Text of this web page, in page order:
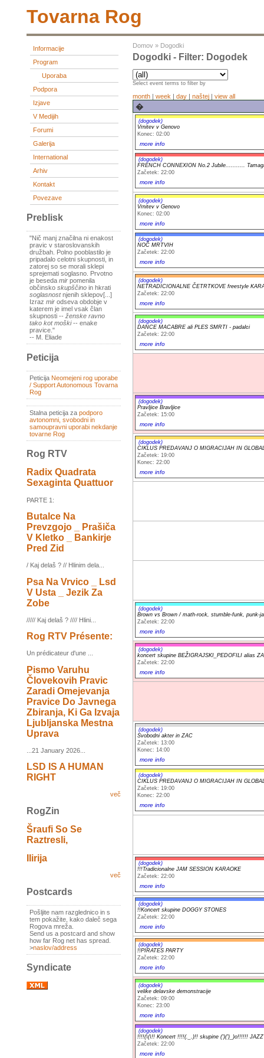
Tovarna Rog
Informacije
Program
Uporaba
Podpora
Izjave
V Medijih
Forumi
Galerija
International
Arhiv
Kontakt
Povezave
Preblisk
"Nič manj značilna ni enakost
pravic v staroslovanskih
družbah. Polno pooblastilo je
pripadalo celotni skupnosti, in
zatorej so se morali sklepi
sprejemati soglasno. Prvotno
je beseda mir pomenila
občinsko skupščino in hkrati
soglasnostnjenih sklepov[...]
Izraz mir odseva obdobje v
katerem je imel vsak član
skupnosti -- ženske ravno
tako kot moški-- enake
pravice."
-- M. Eliade
Peticija
Peticija Neomejeni rog uporabe
/ Support Autonomous Tovarna
Rog
Stalna peticija za podporo
avtonomni, svobodni in
samoupravni uporabi nekdanje
tovarne Rog
Rog RTV
Radix Quadrata
Sexaginta Quattuor
PARTE 1:
Butalce Na
Prevzgojo _ Prašiča
V Kletko _ Bankirje
Pred Zid
/ Kaj delaš ? // Hlinim dela...
Psa Na Vrvico _ Lsd
V Usta _ Jezik Za
Zobe
///// Kaj delaš ? //// Hlini...
Rog RTV Présente:
Un prédicateur d'une ...
Pismo Varuhu
Človekovih Pravic
Zaradi Omejevanja
Pravice Do Javnega
Zbiranja, Ki Ga Izvaja
Ljubljanska Mestna
Uprava
...21 January 2026...
LSD IS A HUMAN
RIGHT
več
RogZin
Šraufi So Se
Raztresli,
Ilirija
več
Postcards
Pošljite nam razglednico in s
tem pokažite, kako daleč sega
Rogova mreža.
Send us a postcard and show
how far Rog net has spread.
>naslov/address
Syndicate
Domov » Dogodki
Dogodki - Filter: Dogodek
Select event terms to filter by
month | week | day | naštej | view all
�
(dogodek)
Vrnitev v Genovo
Konec: 02:00
more info
(dogodek)
FRENCH CONNEXION No.2 Jubile...........
Začetek: 22:00
more info
(dogodek)
Vrnitev v Genovo
Konec: 02:00
more info
(dogodek)
NOČ MRTVIH
Začetek: 22:00
more info
(dogodek)
NETRADICIONALNE ČETRTKOVE freestyle
Začetek: 22:00
more info
(dogodek)
DANCE MACABRE ali PLES SMRTI - padalci
Začetek: 22:00
more info
(dogodek)
Pravljice Bravljice
Začetek: 15:00
more info
(dogodek)
CIKLUS PREDAVANJ O MIGRACIJAH IN
Začetek: 19:00
Konec: 22:00
more info
(dogodek)
Brown vs Brown / math-rock, stumble-funk, punk-
Začetek: 22:00
more info
(dogodek)
koncert skupine BEŽIGRAJSKI_PEDOFILI alias
Začetek: 22:00
more info
(dogodek)
Svobodni akter in ZAC
Začetek: 13:00
Konec: 14:00
more info
(dogodek)
CIKLUS PREDAVANJ O MIGRACIJAH IN
Začetek: 19:00
Konec: 22:00
more info
(dogodek)
!!!Tradicionalne JAM SESSION KARAOKE
Začetek: 22:00
more info
(dogodek)
!!Koncert skupine DOGGY STONES
Začetek: 22:00
more info
(dogodek)
!!PIRATES PARTY
Začetek: 22:00
more info
(dogodek)
velike delavske demonstracije
Začetek: 09:00
Konec: 23:00
more info
(dogodek)
!!!!(\(\!! Koncert !!!!(._.)!! skupine (')(')_)o!!!!!!
Začetek: 22:00
more info